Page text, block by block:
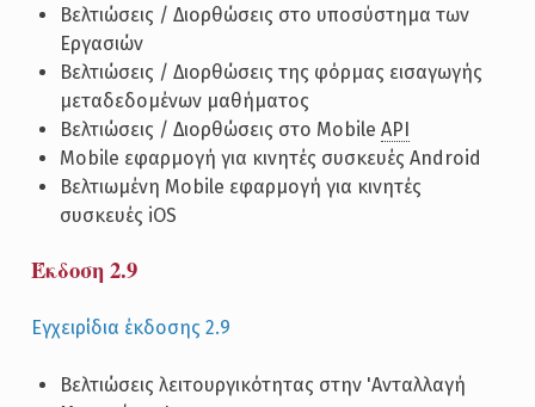
Βελτιώσεις / Διορθώσεις στο υποσύστημα των
Εργασιών
Βελτιώσεις / Διορθώσεις της φόρμας εισαγωγής
μεταδεδομένων μαθήματος
Βελτιώσεις / Διορθώσεις στο Mobile API
Mobile εφαρμογή για κινητές συσκευές Android
Βελτιωμένη Mobile εφαρμογή για κινητές
συσκευές iOS
Έκδοση 2.9
Εγχειρίδια έκδοσης 2.9
Βελτιώσεις λειτουργικότητας στην 'Ανταλλαγή